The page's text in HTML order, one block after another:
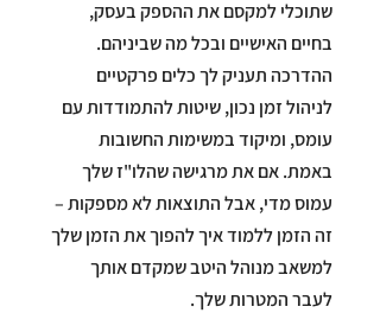
שתוכלי למקסם את ההספק בעסק,
בחיים האישיים ובכל מה שביניהם.
ההדרכה תעניק לך כלים פרקטיים
לניהול זמן נכון, שיטות להתמודדות עם
עומס, ומיקוד במשימות החשובות
באמת. אם את מרגישה שהלו"ז שלך
עמוס מדי, אבל התוצאות לא מספקות –
זה הזמן ללמוד איך להפוך את הזמן שלך
למשאב מנוהל היטב שמקדם אותך
לעבר המטרות שלך.